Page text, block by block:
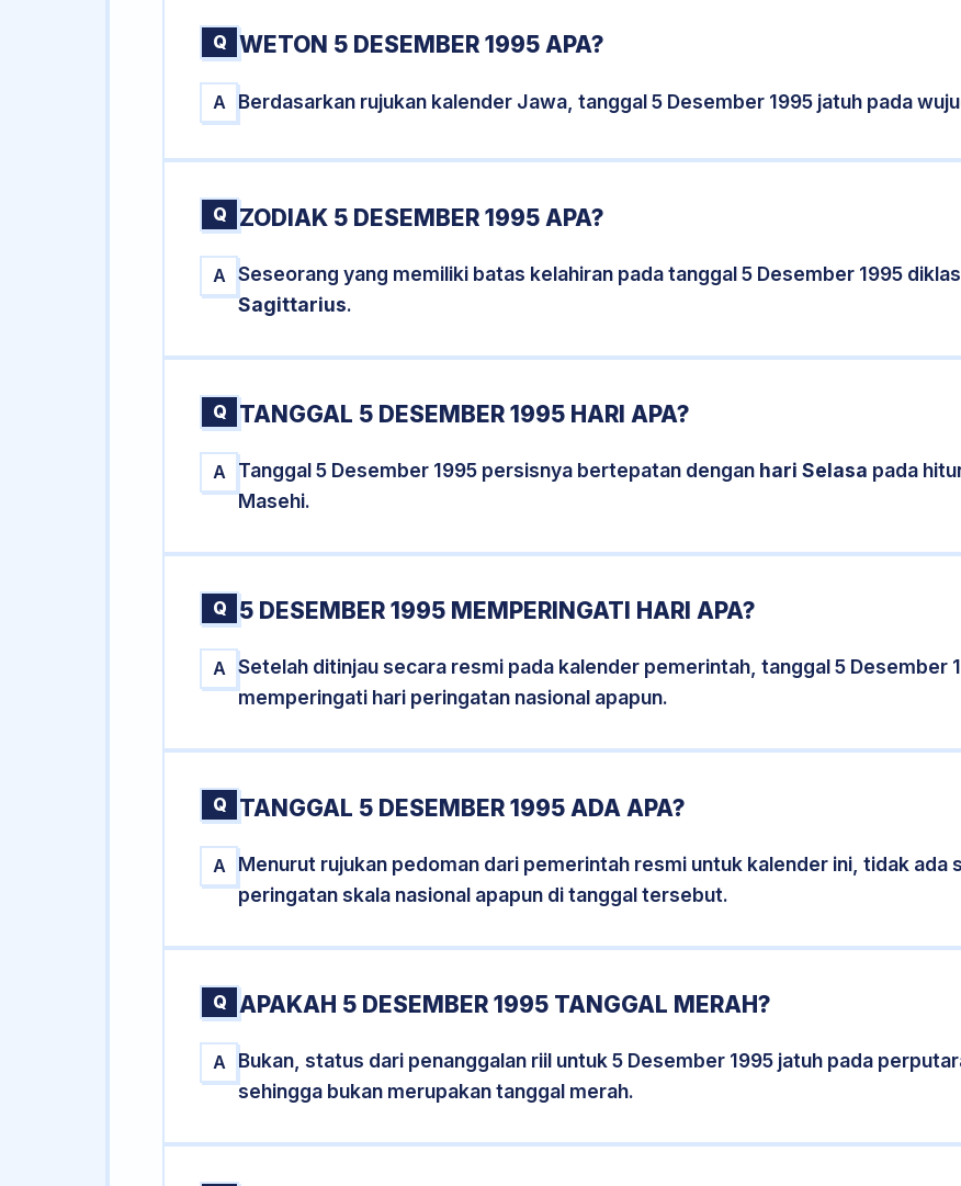
Q WETON 5 DESEMBER 1995 APA?
A Berdasarkan rujukan kalender Jawa, tanggal 5 Desember 1995 jatuh pada
Q ZODIAK 5 DESEMBER 1995 APA?
A Seseorang yang memiliki batas kelahiran pada tanggal 5 Desember 1995
Sagittarius.
Q TANGGAL 5 DESEMBER 1995 HARI APA?
A Tanggal 5 Desember 1995 persisnya bertepatan dengan hari Selasa pada
Masehi.
Q 5 DESEMBER 1995 MEMPERINGATI HARI APA?
A Setelah ditinjau secara resmi pada kalender pemerintah, tanggal 5 Desember
memperingati hari peringatan nasional apapun.
Q TANGGAL 5 DESEMBER 1995 ADA APA?
A
Menurut rujukan pedoman dari pemerintah resmi untuk kalender ini, tidak ada
peringatan skala nasional apapun di tanggal tersebut.
Q APAKAH 5 DESEMBER 1995 TANGGAL MERAH?
A
Bukan, status dari penanggalan riil untuk 5 Desember 1995 jatuh pada
sehingga bukan merupakan tanggal merah.